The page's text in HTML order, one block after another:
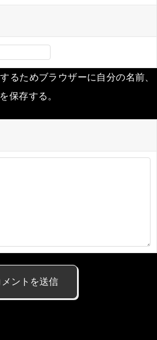
るためブラウザーに自分の名前、
保存する。